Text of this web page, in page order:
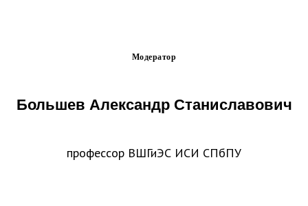
Модератор
Большев Александр Станиславович
профессор ВШГиЭС ИСИ СПбПУ